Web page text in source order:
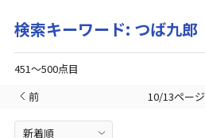
検索キーワード: つば九郎
451〜500点目
前
10/13ページ